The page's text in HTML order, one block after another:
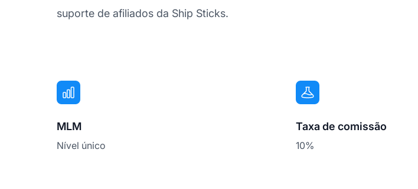
suporte de afiliados da Ship Sticks.
MLM
Nível único
Taxa de comissão
10%